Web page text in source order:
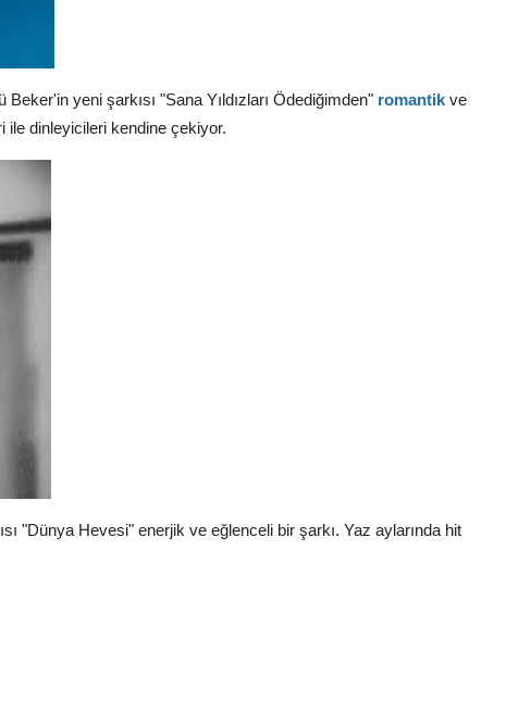
Beker'in yeni şarkısı "Sana Yıldızları Ödediğimden" romantik ve
ile dinleyicileri kendine çekiyor.
"Dünya Hevesi" enerjik ve eğlenceli bir şarkı. Yaz aylarında hit